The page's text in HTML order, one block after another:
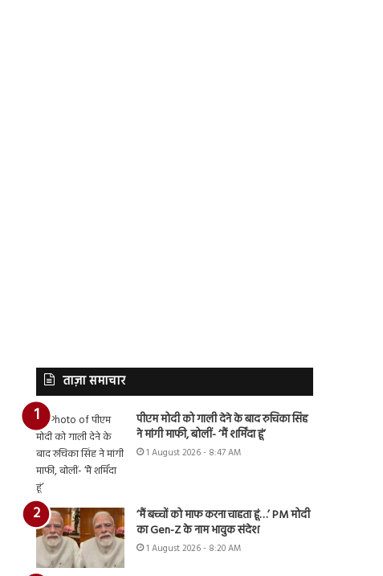
ताज़ा समाचार
पीएम मोदी को गाली देने के बाद रुचिका सिंह
ने मांगी माफी, बोलीं- ‘मैं शर्मिंदा हूं’
1 August 2026 - 8:47 AM
‘मैं बच्चों को माफ करना चाहता हूं…’ PM मोदी
का Gen-Z के नाम भावुक संदेश
1 August 2026 - 8:20 AM